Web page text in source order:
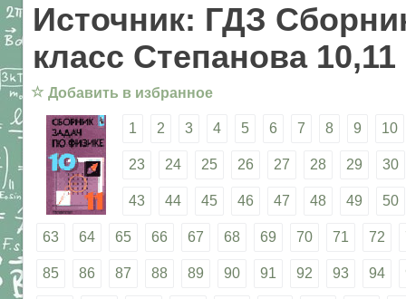
Источник: ГДЗ
класс Степанова 10,11
☆ Добавить в избранное
1 2 3 4 5 6 7 8 9 10
23 24 25 26 27 28 29 30
43 44 45 46 47 48 49 50
63 64 65 66 67 68 69 70 71 72
85 86 87 88 89 90 91 92 93 94